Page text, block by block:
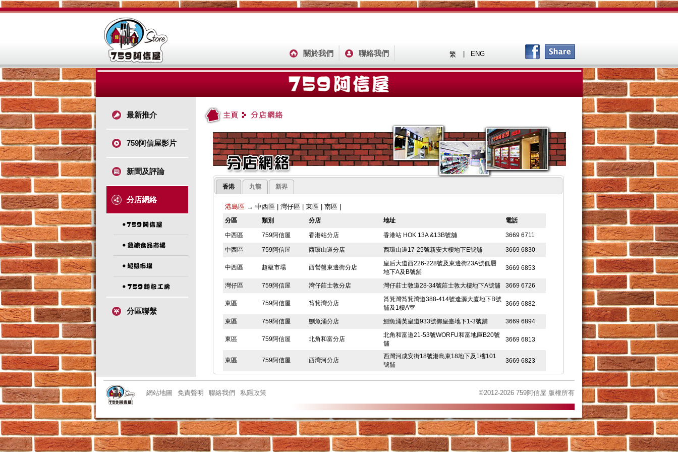
繁 ENG
關於我們 聯絡我們
最新推介
759阿信屋影片
新聞及評論
分店網絡
分區聯繫
香港 九龍 新界
港島區→ 中西區| 灣仔區| 東區| 南區|
分區 類別 分店 地址 電話
中西區 759阿信屋 香港站分店 香港站 HOK 13A &13B號舖 3669 6711
中西區 759阿信屋 西環山道分店 西環山道17-25號新安大樓地下E號舖 3669 6830
中西區 超級市場 西營盤東邊街分店
皇后大道西226-228號及東邊街23A號低層
地下A及B號舖
3669 6853
灣仔區 759阿信屋 灣仔莊士敦分店 灣仔莊士敦道28-34號莊士敦大樓地下A號舖 3669 6726
東區 759阿信屋 筲箕灣分店
筲箕灣筲箕灣道388-414號逢源大廈地下B號
舖及1樓A室
3669 6882
東區 759阿信屋 鰂魚涌分店 鰂魚涌英皇道933號御皇臺地下1-3號舖 3669 6894
東區 759阿信屋 北角和富分店
北角和富道21-53號WORFU和富地庫B20號
舖
3669 6813
東區 759阿信屋 西灣河分店
西灣河成安街18號港島東18地下及1樓101
號舖
3669 6823
東區 759阿信屋 小西灣藍灣廣場UG樓UG06-UG07號舖 3669 6922
東區 急凍食品市場 筲箕灣愛東邨分店 筲箕灣愛東商場1樓109號舖 3669 6993
東區 759阿信屋 電氣道148號分店 北角電氣道148號1樓1號舖 3669 6740
網站地圖 免責聲明 聯絡我們 私隱政策 ©2012-2026 759阿信屋 版權所有